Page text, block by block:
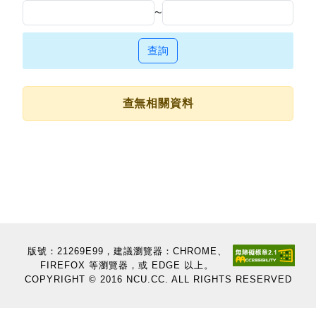
~
查詢
查無相關資料
版號：21269E99，建議瀏覽器：CHROME、
FIREFOX 等瀏覽器，或 EDGE 以上。
COPYRIGHT © 2016 NCU.CC. ALL RIGHTS RESERVED